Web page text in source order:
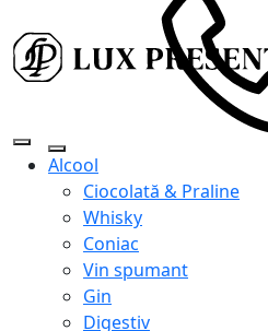
Alcool
Ciocolată & Praline
Whisky
Coniac
Vin spumant
Gin
Digestiv